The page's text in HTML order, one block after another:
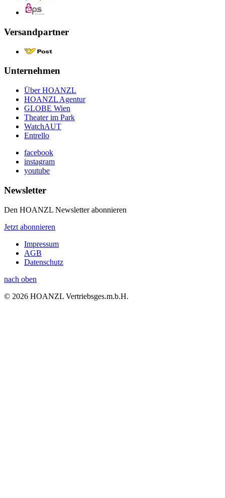
Versandpartner
Unternehmen
Über HOANZL
HOANZL Agentur
GLOBE Wien
Theater im Park
WatchAUT
Entrello
facebook
instagram
youtube
Newsletter
Den HOANZL Newsletter abonnieren
Jetzt abonnieren
Impressum
AGB
Datenschutz
nach oben
© 2026 HOANZL Vertriebsges.m.b.H.